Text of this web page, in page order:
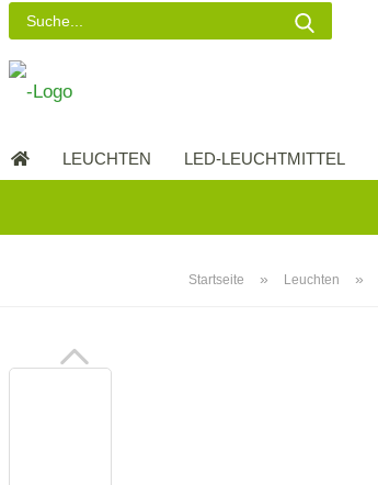
LEUCHTEN LED-LEUCHTMITTEL
Startseite » Leuchten »